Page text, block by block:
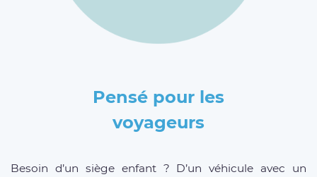
Pensé pour les
voyageurs
Besoin d’un siège enfant ? D’un véhicule avec un